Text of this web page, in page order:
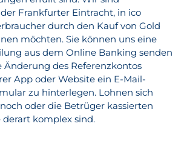
Frankfurter Eintracht, in ico
durch den Kauf von Gold
möchten. Sie können uns eine
aus dem Online Banking senden
Änderung des Referenzkontos
App oder Website ein E-Mail-
zu hinterlegen. Lohnen sich
oder die Betrüger kassierten
komplex sind.